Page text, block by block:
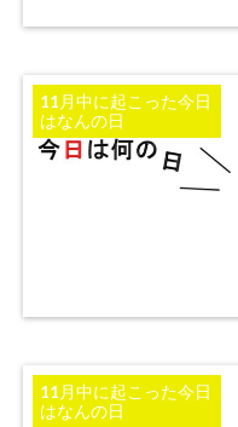
11月中に起こった今日
はなんの日
11月中に起こった今日
はなんの日